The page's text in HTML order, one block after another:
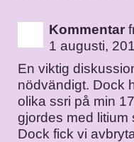
Kommentar
1 augusti,
En viktig
nödvändigt. Dock
olika ssri på min
gjordes med litium
Dock fick vi